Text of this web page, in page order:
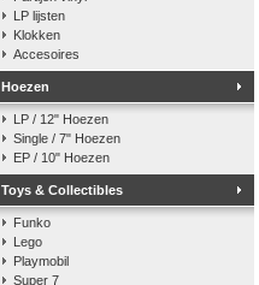
LP lijsten
Klokken
Accesoires
Hoezen
LP / 12" Hoezen
Single / 7" Hoezen
EP / 10" Hoezen
Toys & Collectibles
Funko
Lego
Playmobil
Super 7